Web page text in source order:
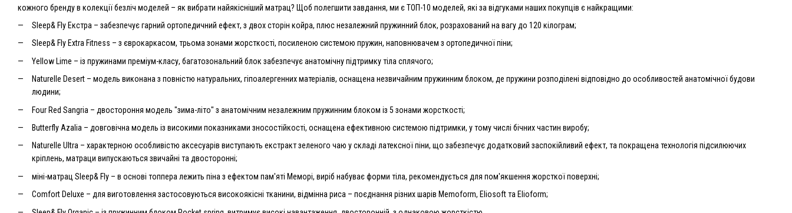
кожного бренду в колекції безліч моделей – як вибрати найякісніший матрац? Щоб полегшити завдання, ми є ТОП-10 моделей, які за відгуками наших покупців є найкращими:
Sleep& Fly Екстра – забезпечує гарний ортопедичний ефект, з двох сторін койра, плюс незалежний пружинний блок, розрахований на вагу до 120 кілограм;
Sleep& Fly Extra Fitness – з єврокаркасом, трьома зонами жорсткості, посиленою системою пружин, наповнювачем з ортопедичної піни;
Yellow Lime – із пружинами преміум-класу, багатозональний блок забезпечує анатомічну підтримку тіла сплячого;
Naturelle Desert – модель виконана з повністю натуральних, гіпоалергенних матеріалів, оснащена незвичайним пружинним блоком, де пружини розподілені відповідно до особливостей анатомічної будови
людини;
Four Red Sangria – двостороння модель "зима-літо" з анатомічним незалежним пружинним блоком із 5 зонами жорсткості;
Butterfly Azalia – довговічна модель із високими показниками зносостійкості, оснащена ефективною системою підтримки, у тому числі бічних частин виробу;
Naturelle Ultra – характерною особливістю аксесуарів виступають екстракт зеленого чаю у складі латексної піни, що забезпечує додатковий заспокійливий ефект, та покращена технологія підсилюючих
кріплень, матраци випускаються звичайні та двосторонні;
міні-матрац Sleep& Fly – в основі топпера лежить піна з ефектом пам'яті Меморі, виріб набуває форми тіла, рекомендується для пом'якшення жорсткої поверхні;
Comfort Deluxe – для виготовлення застосовуються високоякісні тканини, відмінна риса – поєднання різних шарів Memoform, Eliosoft та Elioform;